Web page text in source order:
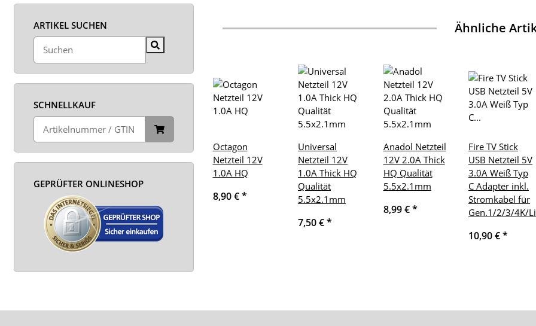
Ähnliche
Octagon
Netzteil 12V
1.0A HQ
8,90 €*
Universal
Netzteil 12V
1.0A Thick HQ
Qualität
5.5x2.1mm
7,50 €*
Anadol Netzteil
12V 2.0A Thick
HQ Qualität
5.5x2.1mm
8,99 €*
Fire TV Stick
USB Netzteil 5V
3.0A Weiß Typ
C Adapter inkl.
Stromkabel für
Gen.1/2/3/4K/
10,90 €*
ARTIKEL SUCHEN
SCHNELLKAUF
GEPRÜFTER ONLINESHOP